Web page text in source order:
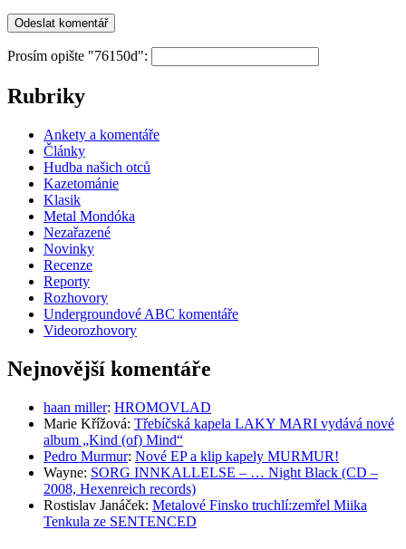
Prosím opište "76150d":
Rubriky
Ankety a komentáře
Články
Hudba našich otců
Kazetománie
Klasik
Metal Mondóka
Nezařazené
Novinky
Recenze
Reporty
Rozhovory
Undergroundové ABC komentáře
Videorozhovory
Nejnovější komentáře
haan miller: HROMOVLAD
Marie Křížová: Třebíčská kapela LAKY MARI vydává nové
album „Kind (of) Mind“
Pedro Murmur: Nové EP a klip kapely MURMUR!
Wayne: SORG INNKALLELSE – … Night Black (CD –
2008, Hexenreich records)
Rostislav Janáček: Metalové Finsko truchlí:zemřel Miika
Tenkula ze SENTENCED